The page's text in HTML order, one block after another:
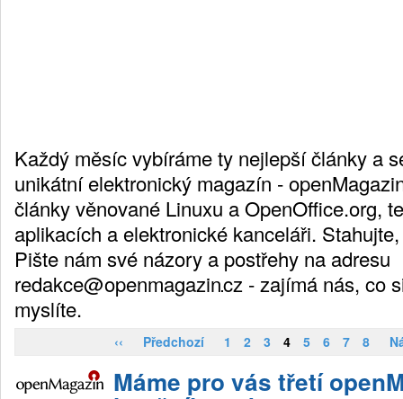
Každý měsíc vybíráme ty nejlepší články a
unikátní elektronický magazín -
články věnované Linuxu a OpenOffice.org,
aplikacích a elektronické kanceláři.
Pište nám své názory a postřehy na adresu
redakce@openmagazincz - zajímá nás, co
myslíte.
‹‹ Předchozí 1 2 3 4 5 6 7 8
Máme pro vás třetí